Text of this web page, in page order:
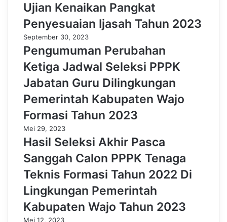
Ujian Kenaikan Pangkat
Penyesuaian Ijasah Tahun 2023
September 30, 2023
Pengumuman Perubahan
Ketiga Jadwal Seleksi PPPK
Jabatan Guru Dilingkungan
Pemerintah Kabupaten Wajo
Formasi Tahun 2023
Mei 29, 2023
Hasil Seleksi Akhir Pasca
Sanggah Calon PPPK Tenaga
Teknis Formasi Tahun 2022 Di
Lingkungan Pemerintah
Kabupaten Wajo Tahun 2023
Mei 12, 2023